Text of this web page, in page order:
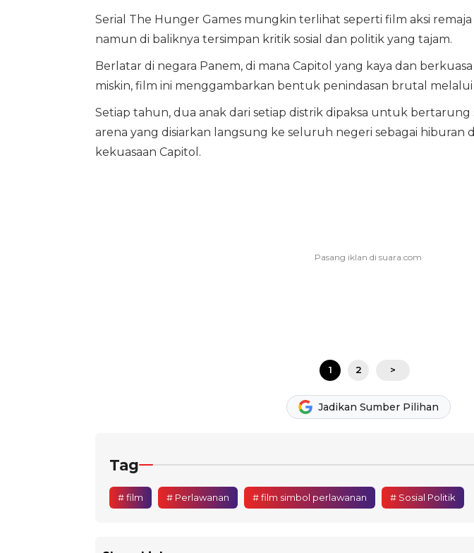
Serial The Hunger Games mungkin terlihat seperti film aksi
namun di baliknya tersimpan kritik sosial dan politik yang tajam.
Berlatar di negara Panem, di mana Capitol yang kaya dan
miskin, film ini menggambarkan bentuk penindasan brutal melalui
Setiap tahun, dua anak dari setiap distrik dipaksa untuk bertarung
arena yang disiarkan langsung ke seluruh negeri sebagai hiburan
kekuasaan Capitol.
1 2 >
Jadikan Sumber Pilihan
Tag
# film # Perlawanan # film simbol perlawanan # Sosial Politik